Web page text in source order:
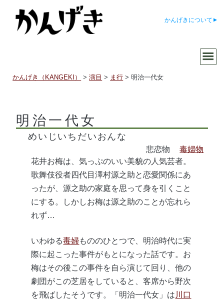
かんげきについて
かんげき（KANGEKI） >演目 > ま行 >明治一代女
明治一代女
めいじいちだいおんな
悲恋物
毒婦物
花井お梅は、気っぷのいい美貌の人気芸者。
歌舞伎役者四代目澤村源之助と恋愛関係にあ
ったが、源之助の家庭を思って身を引くこと
にする。しかしお梅は源之助のことが忘れら
れず…
いわゆる毒婦もののひとつで、明治時代に実
際に起こった事件がもとになった話です。お
梅はその後この事件を自ら演じて回り、他の
劇団がこの芝居をしていると、客席から野次
を飛ばしたそうです。「明治一代女」は 川口